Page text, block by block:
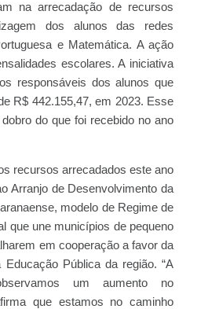
na arrecadação de recursos
dos alunos das redes
e Matemática. A ação
escolares. A iniciativa
responsáveis dos alunos que
R$ 442.155,47, em 2023. Esse
do que foi recebido no ano
recursos arrecadados este ano
Arranjo de Desenvolvimento da
modelo de Regime de
que une municípios de pequeno
em cooperação a favor da
Educação Pública da região. “A
um aumento no
que estamos no caminho